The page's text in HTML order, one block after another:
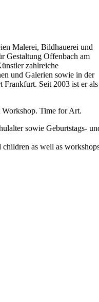
Malerei, Bildhauerei und
Gestaltung Offenbach am
zahlreiche
und Galerien sowie in der
Seit 2003 ist er als
Time for Art.
sowie Geburtstags-
children as well as